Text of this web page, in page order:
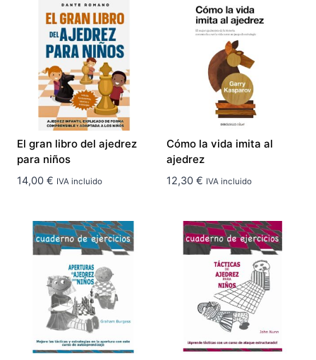
El gran libro del ajedrez
para niños
14,00 € IVA incluido
Cómo la vida imita al
ajedrez
12,30 € IVA incluido